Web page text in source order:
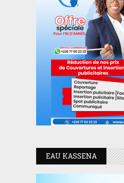
EAU KASSENA